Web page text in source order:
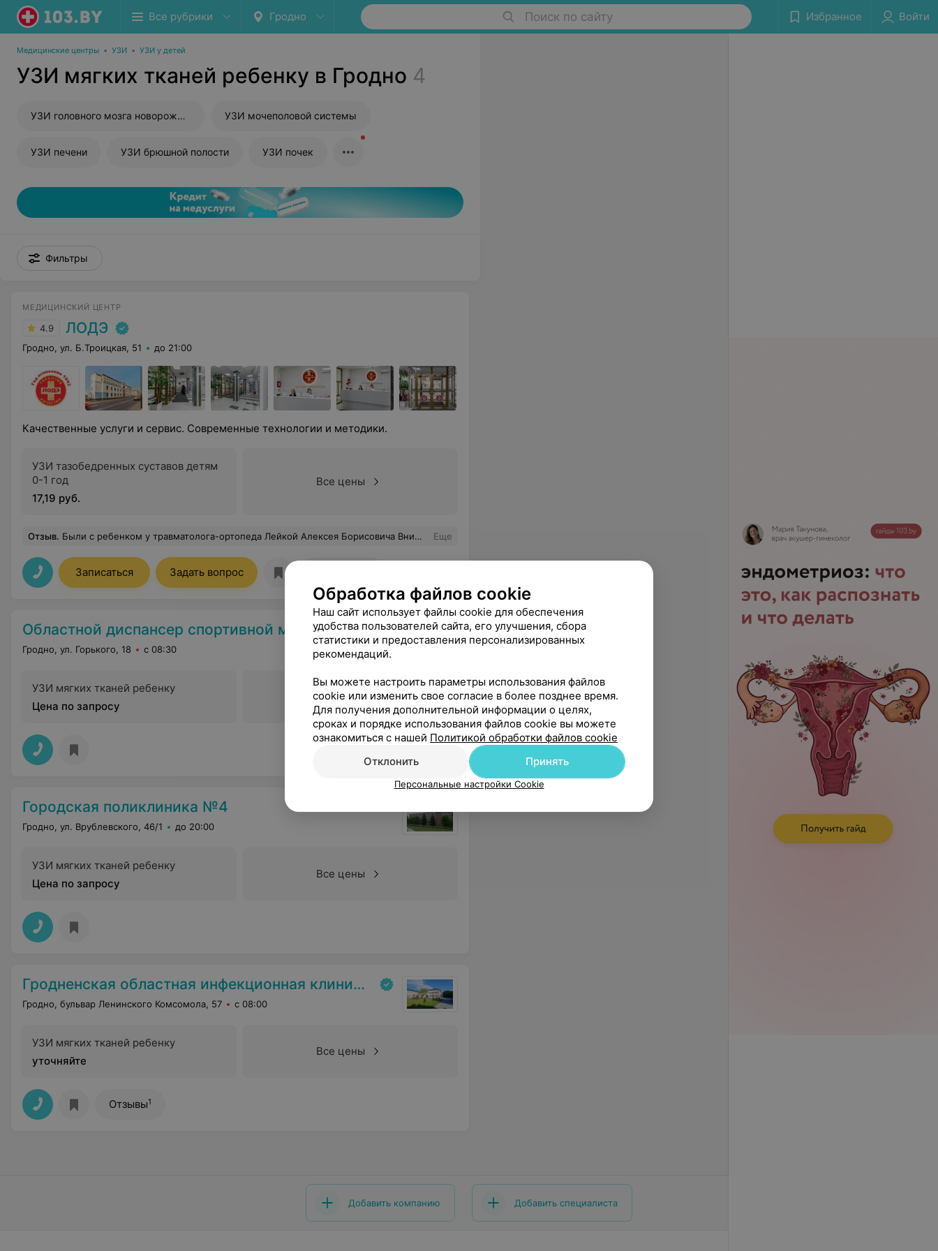
Все рубрики Гродно Поиск по сайту Избранное Войти
Медицинские центры • УЗИ • УЗИ у детей
УЗИ мягких тканей ребенку в Гродно 4
УЗИ головного мозга новорожденного УЗИ мочеполовой системы
УЗИ печени УЗИ брюшной полости УЗИ почек
Фильтры
МЕДИЦИНСКИЙ ЦЕНТР
4.9 ЛОДЭ
Гродно, ул. Б.Троицкая, 51 до 21:00
Качественные услуги и сервис. Современные технологии и методики.
УЗИ тазобедренных суставов детям
0-1 год
17,19 руб.
Все цены
Отзыв. Были с ребенком у травматолога-ортопеда Лейкой Алексея Борисовича Внимательный и квалифицированный специалист. Знает подход к неусидчивым детям Подскажет, объяснит Следующий раз только к нему Еще
Записаться Задать вопрос
Областной диспансер спортивной медицины
Гродно, ул. Горького, 18 с 08:30
УЗИ мягких тканей ребенку
Цена по запросу
Все цены
Городская поликлиника №4
Гродно, ул. Врублевского, 46/1 до 20:00
УЗИ мягких тканей ребенку
Цена по запросу
Все цены
Гродненская областная инфекционная клиническая больница
Гродно, бульвар Ленинского Комсомола, 57 с 08:00
УЗИ мягких тканей ребенку
уточняйте
Все цены
Отзывы1
Добавить компанию Добавить специалиста
Обработка файлов cookie
Наш сайт использует файлы cookie для обеспечения
удобства пользователей сайта, его улучшения, сбора
статистики и предоставления персонализированных
рекомендаций.
Вы можете настроить параметры использования файлов
cookie или изменить свое согласие в более позднее время.
Для получения дополнительной информации о целях,
сроках и порядке использования файлов cookie вы можете
ознакомиться с нашей Политикой обработки файлов cookie
Отклонить
Принять
Персональные настройки Cookie